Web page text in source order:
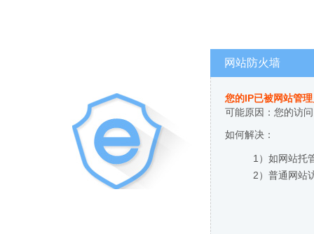
网站防火墙
您的IP已被网站管
可能原因：您的访
如何解决：
1）如网站托
2）普通网站